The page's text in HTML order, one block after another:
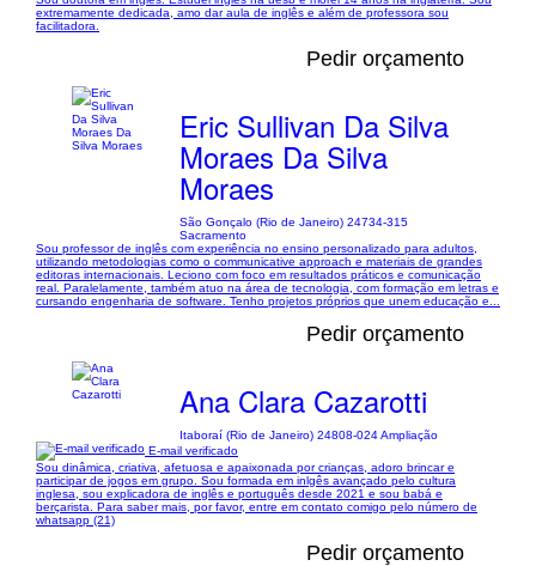
extremamente dedicada, amo dar aula de inglês e além de professora sou
facilitadora.
Pedir orçamento
Eric Sullivan Da Silva
Moraes Da Silva
Moraes
São Gonçalo (Rio de Janeiro) 24734-315
Sacramento
Sou professor de inglês com experiência no ensino personalizado para adultos,
utilizando metodologias como o communicative approach e materiais de grandes
editoras internacionais. Leciono com foco em resultados práticos e comunicação
real. Paralelamente, também atuo na área de tecnologia, com formação em letras e
cursando engenharia de software. Tenho projetos próprios que unem educação e...
Pedir orçamento
Ana Clara Cazarotti
Itaboraí (Rio de Janeiro) 24808-024 Ampliação
E-mail verificado
Sou dinâmica, criativa, afetuosa e apaixonada por crianças, adoro brincar e
participar de jogos em grupo. Sou formada em inlgês avançado pelo cultura
inglesa, sou explicadora de inglês e português desde 2021 e sou babá e
berçarista. Para saber mais, por favor, entre em contato comigo pelo número de
whatsapp (21)
Pedir orçamento